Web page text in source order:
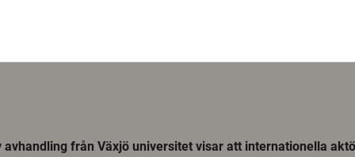
från Växjö universitet visar att internationella